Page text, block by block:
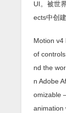
UI。被世
ects中创
Motion v4
of
nd the
n Adobe
omizable
animation